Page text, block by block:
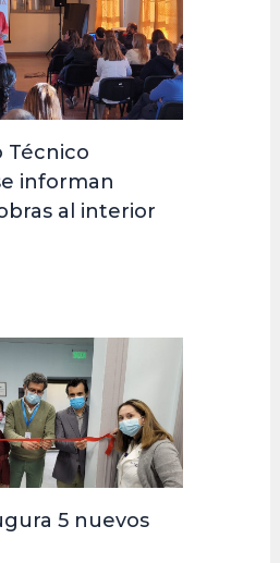
Técnico
informan
al interior
5 nuevos